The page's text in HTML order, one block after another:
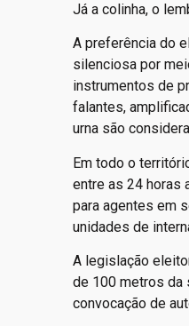
Já a colinha, o
A preferência do
silenciosa por
instrumentos de
falantes,
urna são
Em todo o
entre as 24 horas
para agentes em
unidades de
A legislação
de 100 metros da
convocação de